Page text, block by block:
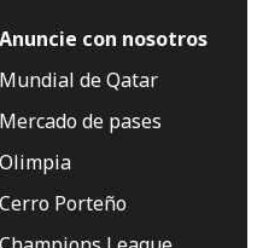
Anuncie con nosotros
Mundial de Qatar
Mercado de pases
Olimpia
Cerro Porteño